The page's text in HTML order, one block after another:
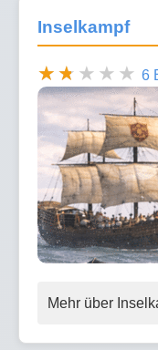
Inselkampf
6
Mehr über